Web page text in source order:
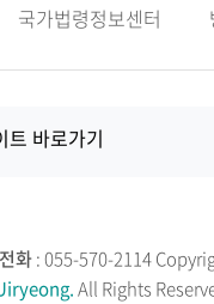
국가법령정보센터
트 바로가기
화: 055-570-2114
All Rights